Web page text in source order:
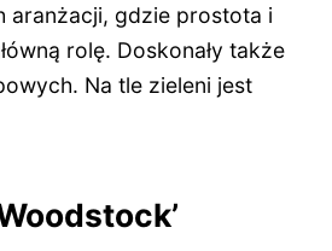
aranżacji, gdzie prostota i
rolę. Doskonały także
Na tle zieleni jest